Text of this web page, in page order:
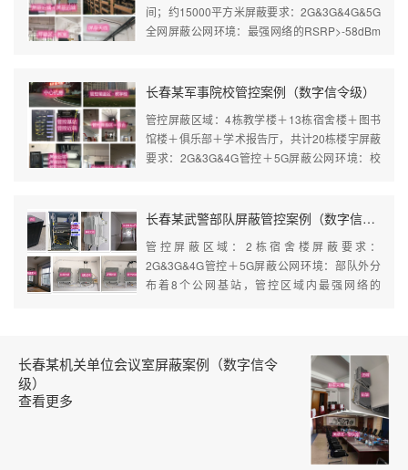
间；约15000平方米屏蔽要求：2G&3G&4G&5G
全网屏蔽公网环境：最强网络的RSRP>-58dBm
长春某军事院校管控案例（数字信令级）
管控屏蔽区域：4栋教学楼＋13栋宿舍楼＋图书
馆楼＋俱乐部＋学术报告厅，共计20栋楼宇屏蔽
要求：2G&3G&4G管控＋5G屏蔽公网环境：校
长春某武警部队屏蔽管控案例（数字信令级）
管控屏蔽区域：2栋宿舍楼屏蔽要求：
2G&3G&4G管控＋5G屏蔽公网环境：部队外分
布着8个公网基站，管控区域内最强网络的
长春某机关单位会议室屏蔽案例（数字信令
级）
查看更多